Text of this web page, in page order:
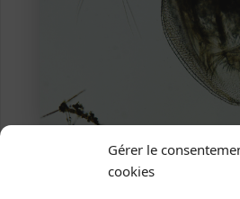
Gérer le
cookies
Regnéville-sur-mer (Le Prey),
Yves Le Monnier,